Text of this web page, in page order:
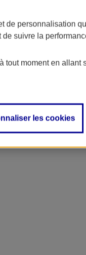
de personnalisation
suivre la
tout moment en allant
les cookies